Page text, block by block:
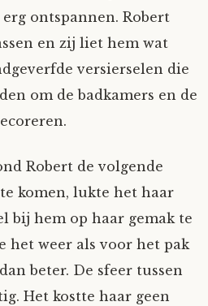
site
en Bill
ontspannen. Robert
en zij liet hem wat
versierselen die
om de badkamers en de
Robert de volgende
komen, lukte het haar
bij hem op haar gemak te
het weer als voor het pak
beter. De sfeer tussen
Het kostte haar geen